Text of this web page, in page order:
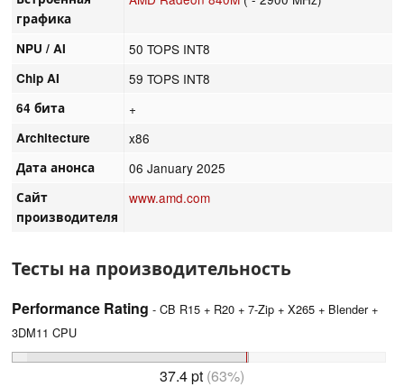
графика
NPU / AI 50 TOPS INT8
Chip AI 59 TOPS INT8
64 бита +
Architecture x86
Дата анонса 06 January 2025
Сайт
производителя
www.amd.com
Тесты на производительность
Performance Rating - CB R15 + R20 + 7-Zip + X265 + Blender +
3DM11 CPU
37.4 pt (63%)